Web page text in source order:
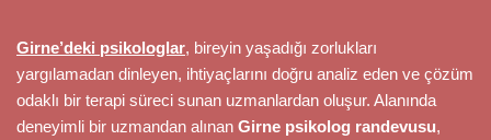
Girne’deki psikologlar, bireyin yaşadığı zorlukları
yargılamadan dinleyen, ihtiyaçlarını doğru analiz eden ve çözüm
odaklı bir terapi süreci sunan uzmanlardan oluşur. Alanında
deneyimli bir uzmandan alınan Girne psikolog randevusu,